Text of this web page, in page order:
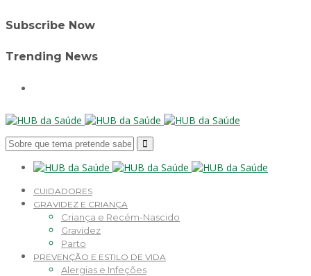
Subscribe Now
Trending News
CUIDADORES
GRAVIDEZ E CRIANÇA
Criança e Recém-Nascido
Gravidez
Parto
PREVENÇÃO E ESTILO DE VIDA
Alergias e Infeções